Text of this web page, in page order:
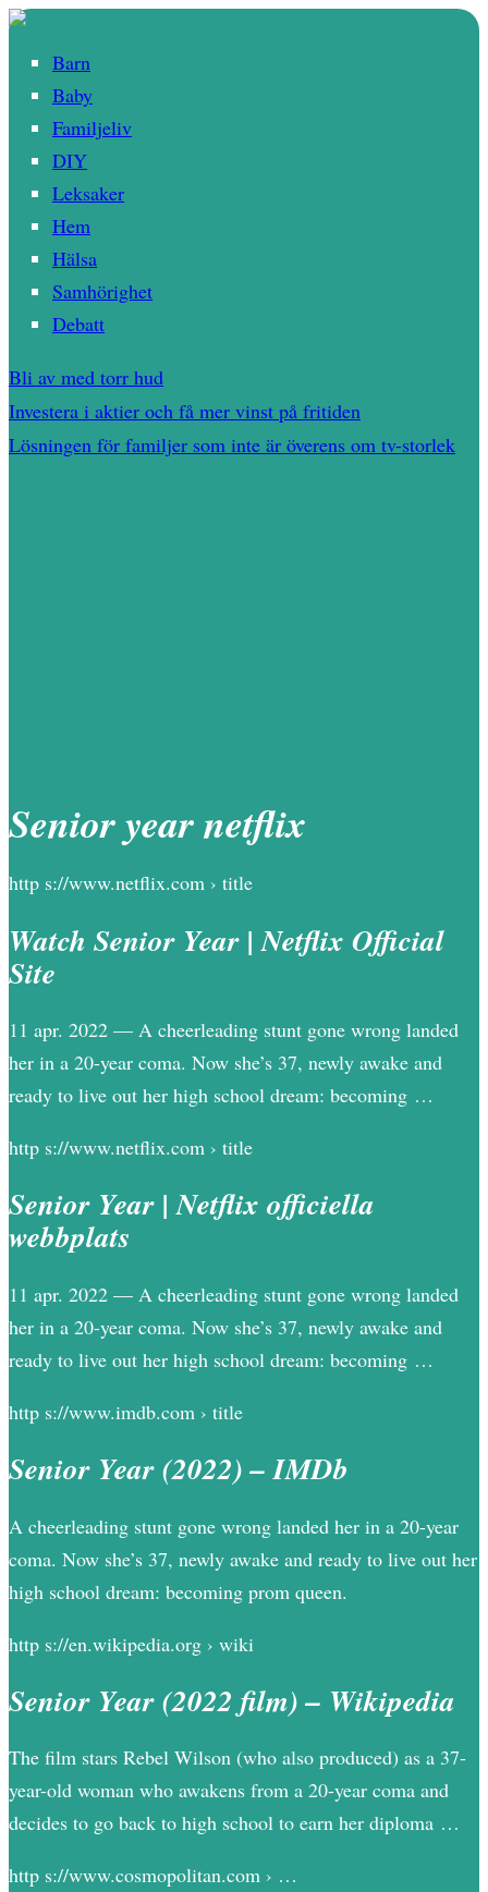
Barn
Baby
Familjeliv
DIY
Leksaker
Hem
Hälsa
Samhörighet
Debatt
Bli av med torr hud
Investera i aktier och få mer vinst på fritiden
Lösningen för familjer som inte är överens om tv-storlek
Senior year netflix
http s://www.netflix.com › title
Watch Senior Year | Netflix Official
Site
11 apr. 2022 — A cheerleading stunt gone wrong landed
her in a 20-year coma. Now she’s 37, newly awake and
ready to live out her high school dream: becoming …
http s://www.netflix.com › title
Senior Year | Netflix officiella
webbplats
11 apr. 2022 — A cheerleading stunt gone wrong landed
her in a 20-year coma. Now she’s 37, newly awake and
ready to live out her high school dream: becoming …
http s://www.imdb.com › title
Senior Year (2022) – IMDb
A cheerleading stunt gone wrong landed her in a 20-year
coma. Now she’s 37, newly awake and ready to live out her
high school dream: becoming prom queen.
http s://en.wikipedia.org › wiki
Senior Year (2022 film) – Wikipedia
The film stars Rebel Wilson (who also produced) as a 37-
year-old woman who awakens from a 20-year coma and
decides to go back to high school to earn her diploma …
http s://www.cosmopolitan.com › …